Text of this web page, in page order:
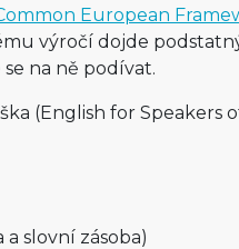
European
výročí dojde
na ně podívat.
(English for Speakers
slovní zásoba)